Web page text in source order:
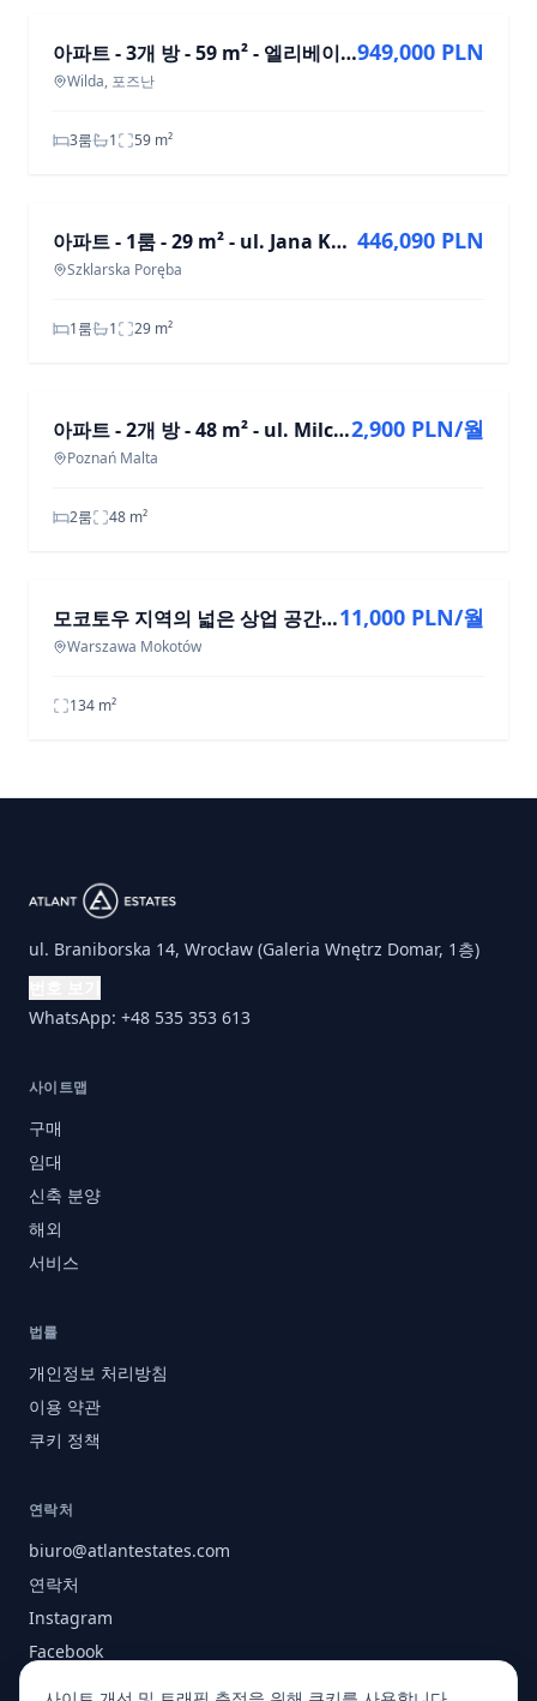
아파트 - 3개 방 - 59 m² - 엘리베이터 - ul. Mieczysława Niedziałkowskiego Poznań Wilda
Wilda, 포즈난
949,000 PLN
3룸 1 59 m²
아파트 - 1룸 - 29 m² - ul. Jana Kasprowicza Szklarska Poręba
Szklarska Poręba
446,090 PLN
1룸 1 29 m²
아파트 - 2개 방 - 48 m² - ul. Milczańska Poznań Malta
Poznań Malta
2,900 PLN/월
2룸 48 m²
모코토우 지역의 넓은 상업 공간, 133.58 m²
Warszawa Mokotów
11,000 PLN/월
134 m²
ul. Braniborska 14, Wrocław (Galeria Wnętrz Domar, 1층)
WhatsApp: +48 535 353 613
사이트맵
구매
임대
신축 분양
해외
서비스
법률
개인정보 처리방침
이용 약관
쿠키 정책
연락처
biuro@atlantestates.com
연락처
Instagram
Facebook